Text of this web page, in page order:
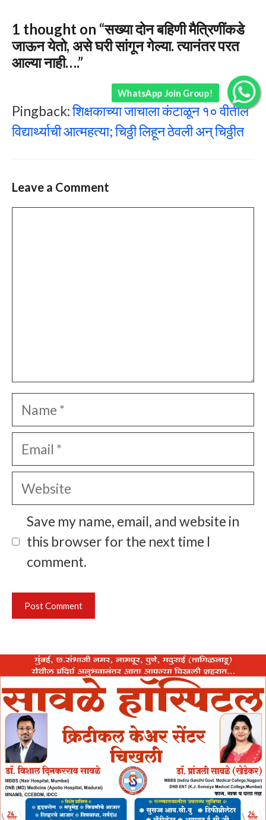
1 thought on “सख्या दोन बहिणी मैत्रिणींकडे
जाऊन येतो, असे घरी सांगून गेल्या. त्यानंतर परत
आल्या नाही….”
Pingback:शिक्षकाच्या जाचाला कंटाळून १० वीतील
विद्यार्थ्याची आत्महत्या; चिठ्ठी लिहून ठेवली अन् चिठ्ठीत
Leave a Comment
Name
Email
Website
Save my name, email, and website in
this browser for the next time I
comment.
WhatsApp Join Group!